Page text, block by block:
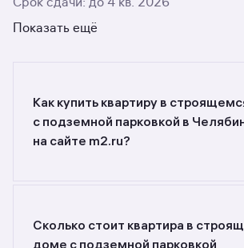
Показать ещё
Как купить квартиру в
с подземной парковкой в
на сайте m2.ru?
поиском в разделе.
Сколько стоит квартира в
доме с подземной парковкой